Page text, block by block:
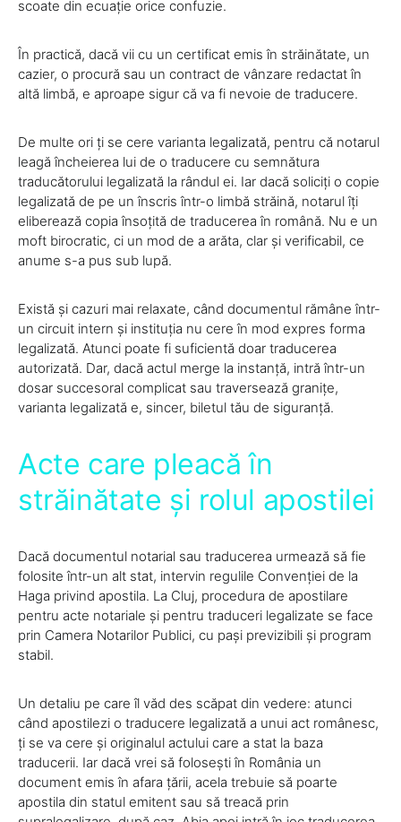
scoate din ecuație orice confuzie.
În practică, dacă vii cu un certificat emis în străinătate, un
cazier, o procură sau un contract de vânzare redactat în
altă limbă, e aproape sigur că va fi nevoie de traducere.
De multe ori ți se cere varianta legalizată, pentru că notarul
leagă încheierea lui de o traducere cu semnătura
traducătorului legalizată la rândul ei. Iar dacă soliciți o copie
legalizată de pe un înscris într-o limbă străină, notarul îți
eliberează copia însoțită de traducerea în română. Nu e un
moft birocratic, ci un mod de a arăta, clar și verificabil, ce
anume s-a pus sub lupă.
Există și cazuri mai relaxate, când documentul rămâne într-
un circuit intern și instituția nu cere în mod expres forma
legalizată. Atunci poate fi suficientă doar traducerea
autorizată. Dar, dacă actul merge la instanță, intră într-un
dosar succesoral complicat sau traversează granițe,
varianta legalizată e, sincer, biletul tău de siguranță.
Acte care pleacă în
străinătate și rolul apostilei
Dacă documentul notarial sau traducerea urmează să fie
folosite într-un alt stat, intervin regulile Convenției de la
Haga privind apostila. La Cluj, procedura de apostilare
pentru acte notariale și pentru traduceri legalizate se face
prin Camera Notarilor Publici, cu pași previzibili și program
stabil.
Un detaliu pe care îl văd des scăpat din vedere: atunci
când apostilezi o traducere legalizată a unui act românesc,
ți se va cere și originalul actului care a stat la baza
traducerii. Iar dacă vrei să folosești în România un
document emis în afara țării, acela trebuie să poarte
apostila din statul emitent sau să treacă prin